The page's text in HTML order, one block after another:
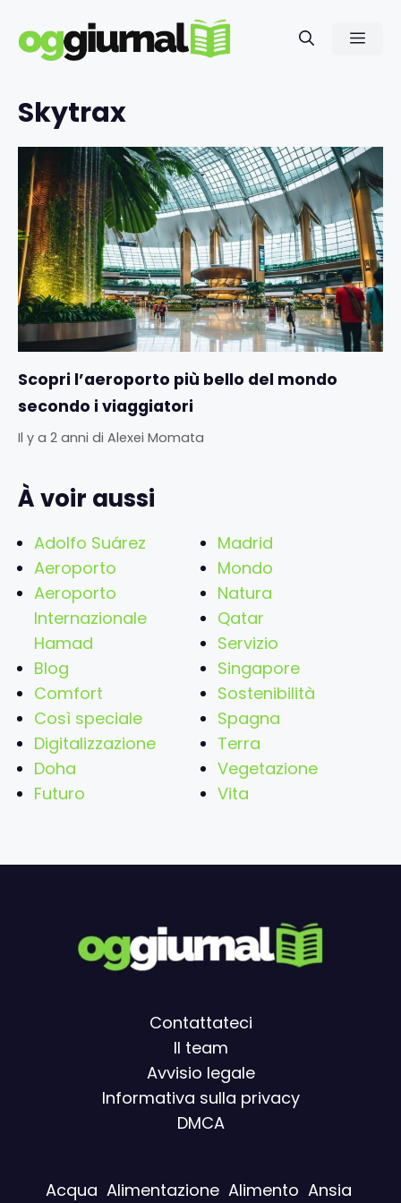
contenuto
Skytrax
Scopri l’aeroporto più bello del mondo
secondo i viaggiatori
Il y a 2 anni di Alexei Momata
À voir aussi
Adolfo Suárez
Aeroporto
Aeroporto
Internazionale
Hamad
Blog
Comfort
Così speciale
Digitalizzazione
Doha
Futuro
Madrid
Mondo
Natura
Qatar
Servizio
Singapore
Sostenibilità
Spagna
Terra
Vegetazione
Vita
Contattateci
Il team
Avvisio legale
Informativa sulla privacy
DMCA
Acqua Alimentazione Alimento Ansia